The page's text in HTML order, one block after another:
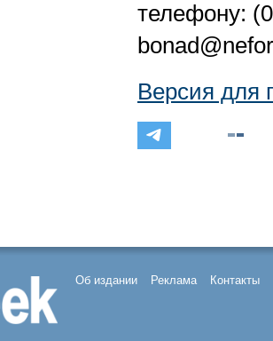
телефону:
Версия для
Об издании Реклама Контакты